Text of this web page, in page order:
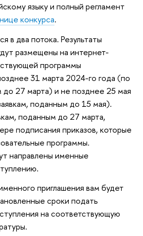
языку и полный регламент
конкурса.
в два потока. Результаты
размещены на интернет-
программы
31 марта 2024-го года (по
до 27 марта) и не позднее 25 мая
поданным до 15 мая).
поданным до 27 марта,
подписания приказов, которые
программы.
направлены именные
приглашения вам будет
сроки подать
на соответствующую